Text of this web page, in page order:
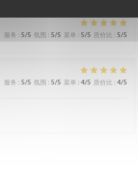
服务 : 5/5 氛围 : 5/5 菜单 : 5/5 质价比 : 5/5
服务 : 5/5 氛围 : 5/5 菜单: 4/5 质价比 : 4/5